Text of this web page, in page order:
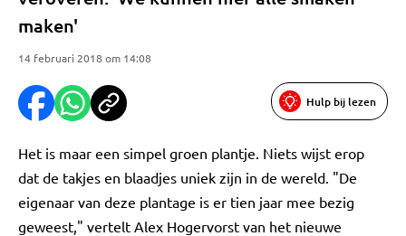
maken'
14 februari 2018 om 14:08
Hulp bij lezen
Het is maar een simpel groen plantje. Niets wijst erop
dat de takjes en blaadjes uniek zijn in de wereld. "De
eigenaar van deze plantage is er tien jaar mee bezig
geweest," vertelt Alex Hogervorst van het nieuwe